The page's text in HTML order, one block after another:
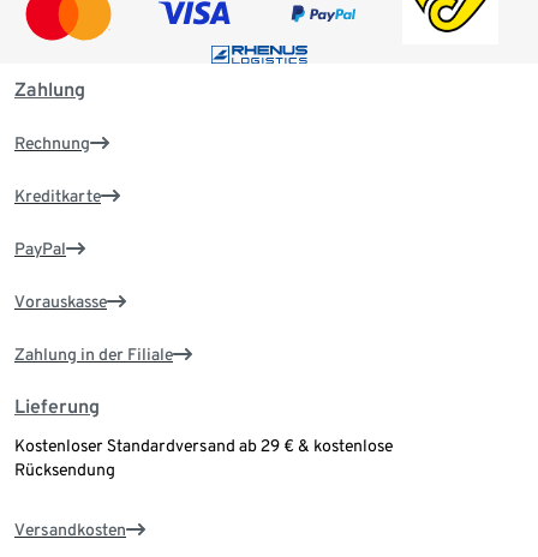
Zahlung
Rechnung
Kreditkarte
PayPal
Vorauskasse
Zahlung in der Filiale
Lieferung
Kostenloser Standardversand ab 29 € & kostenlose
Rücksendung
Versandkosten